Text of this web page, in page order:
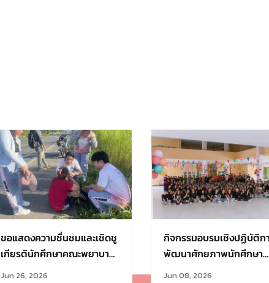
ขอแสดงความชื่นชมและเชิดชู
เกียรตินักศึกษาคณะพยาบาล
Jun 26, 2026
กิจกรรมอบรมเชิงปฏิบัติก
พัฒนาศักยภาพนักศึกษา
Jun 08, 2026